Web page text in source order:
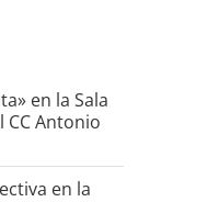
en la Sala
CC Antonio
en la